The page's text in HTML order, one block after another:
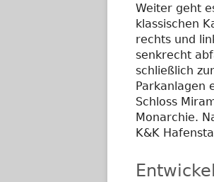
Weiter geht
klassischen
rechts und
senkrecht
schließlich
Parkanlagen
Schloss
Monarchie.
K&K